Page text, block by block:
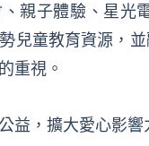
親子體驗、星光
兒童教育資源，
重視。
益，擴大愛心影響